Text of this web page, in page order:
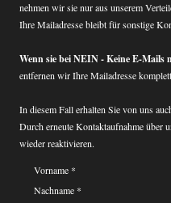
nehmen wir sie nur aus unserem
Ihre Mailadresse bleibt für sonstige
Wenn sie bei NEIN - Keine E-Mails
entfernen wir Ihre Mailadresse
In diesem Fall erhalten Sie von uns
Durch erneute Kontaktaufnahme über
wieder reaktivieren.
Vorname *
Nachname *